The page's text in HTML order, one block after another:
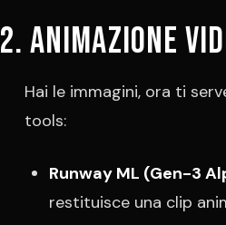
2. Animazione
Hai le immagini, ora ti
tools:
Runway ML (Gen-3
restituisce una clip